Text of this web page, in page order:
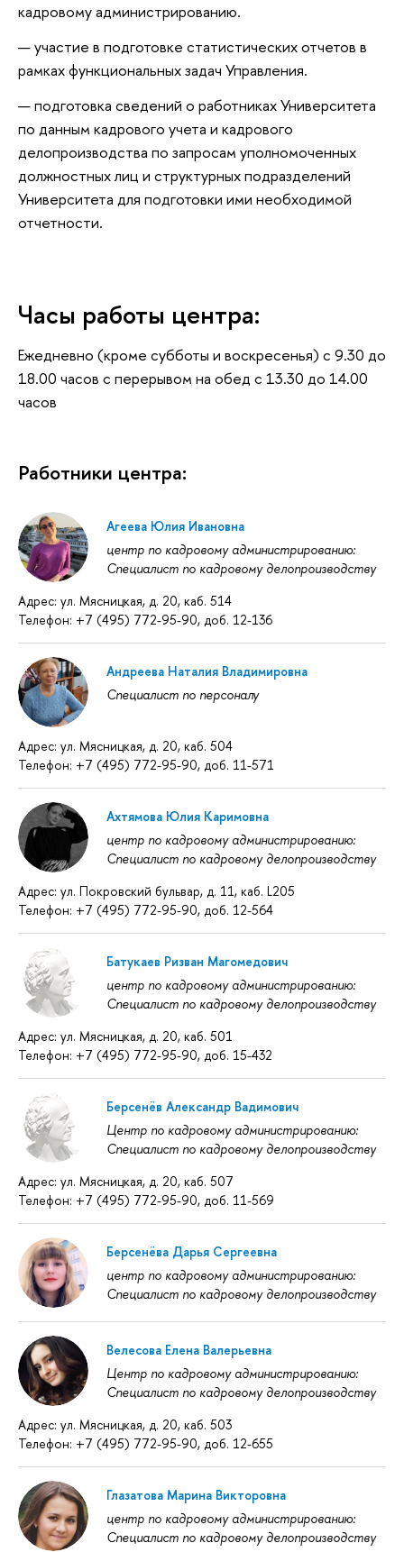
кадровому администрированию.
участие в подготовке статистических отчетов в
рамках функциональных задач Управления.
подготовка сведений о работниках Университета
по данным кадрового учета и кадрового
делопроизводства по запросам уполномоченных
должностных лиц и структурных подразделений
Университета для подготовки ими необходимой
отчетности.
Часы работы центра:
Ежедневно (кроме субботы и воскресенья) с 9.30 до
18.00 часов с перерывом на обед с 13.30 до 14.00
часов
Работники центра:
Агеева Юлия Ивановна
центр по кадровому администрированию:
Специалист по кадровому делопроизводству
Адрес: ул. Мясницкая, д. 20, каб. 514
Телефон: +7 (495) 772-95-90, доб. 12-136
Андреева Наталия Владимировна
Специалист по персоналу
Адрес: ул. Мясницкая, д. 20, каб. 504
Телефон: +7 (495) 772-95-90, доб. 11-571
Ахтямова Юлия Каримовна
центр по кадровому администрированию:
Специалист по кадровому делопроизводству
Адрес: ул. Покровский бульвар, д. 11, каб. L205
Телефон: +7 (495) 772-95-90, доб. 12-564
Батукаев Ризван Магомедович
центр по кадровому администрированию:
Специалист по кадровому делопроизводству
Адрес: ул. Мясницкая, д. 20, каб. 501
Телефон: +7 (495) 772-95-90, доб. 15-432
Берсенёв Александр Вадимович
Центр по кадровому администрированию:
Специалист по кадровому делопроизводству
Адрес: ул. Мясницкая, д. 20, каб. 507
Телефон: +7 (495) 772-95-90, доб. 11-569
Берсенёва Дарья Сергеевна
центр по кадровому администрированию:
Специалист по кадровому делопроизводству
Велесова Елена Валерьевна
Центр по кадровому администрированию:
Специалист по кадровому делопроизводству
Адрес: ул. Мясницкая, д. 20, каб. 503
Телефон: +7 (495) 772-95-90, доб. 12-655
Глазатова Марина Викторовна
центр по кадровому администрированию:
Специалист по кадровому делопроизводству